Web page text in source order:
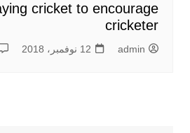
cricket to encourage
cricketer
admin 12 نوفمبر، 2018